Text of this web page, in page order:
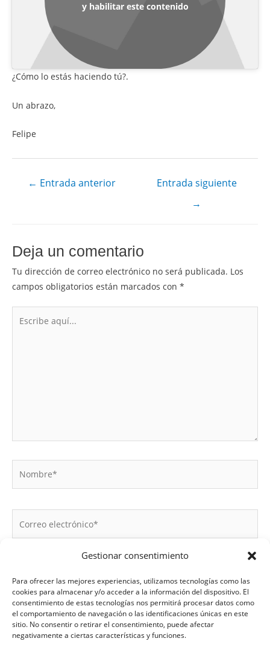
Gestionar consentimiento
Para ofrecer las mejores experiencias, utilizamos tecnologías como las
cookies para almacenar y/o acceder a la información del dispositivo. El
consentimiento de estas tecnologías nos permitirá procesar datos como
el comportamiento de navegación o las identificaciones únicas en este
sitio. No consentir o retirar el consentimiento, puede afectar
negativamente a ciertas características y funciones.
y habilitar este contenido
¿Cómo lo estás haciendo tú?.
Un abrazo,
Felipe
← Entrada anterior
Entrada siguiente
→
Deja un comentario
Tu dirección de correo electrónico no será publicada. Los
campos obligatorios están marcados con *
Guarda mi nombre, correo electrónico y web en este
navegador para la próxima vez que comente.